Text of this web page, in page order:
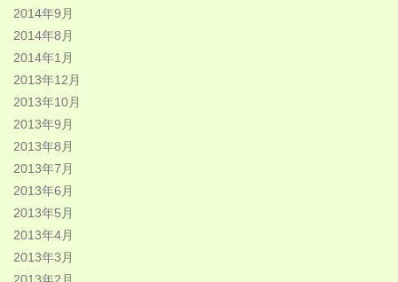
2014年9月
2014年8月
2014年1月
2013年12月
2013年10月
2013年9月
2013年8月
2013年7月
2013年6月
2013年5月
2013年4月
2013年3月